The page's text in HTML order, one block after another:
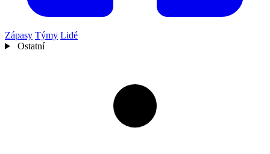
Zápasy Týmy Lidé
Ostatní